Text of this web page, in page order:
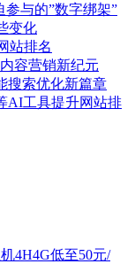
与的”数字绑架”
变化
站排名
容营销新纪元
搜索优化新篇章
AI工具提升网站排
4H4G低至50元/